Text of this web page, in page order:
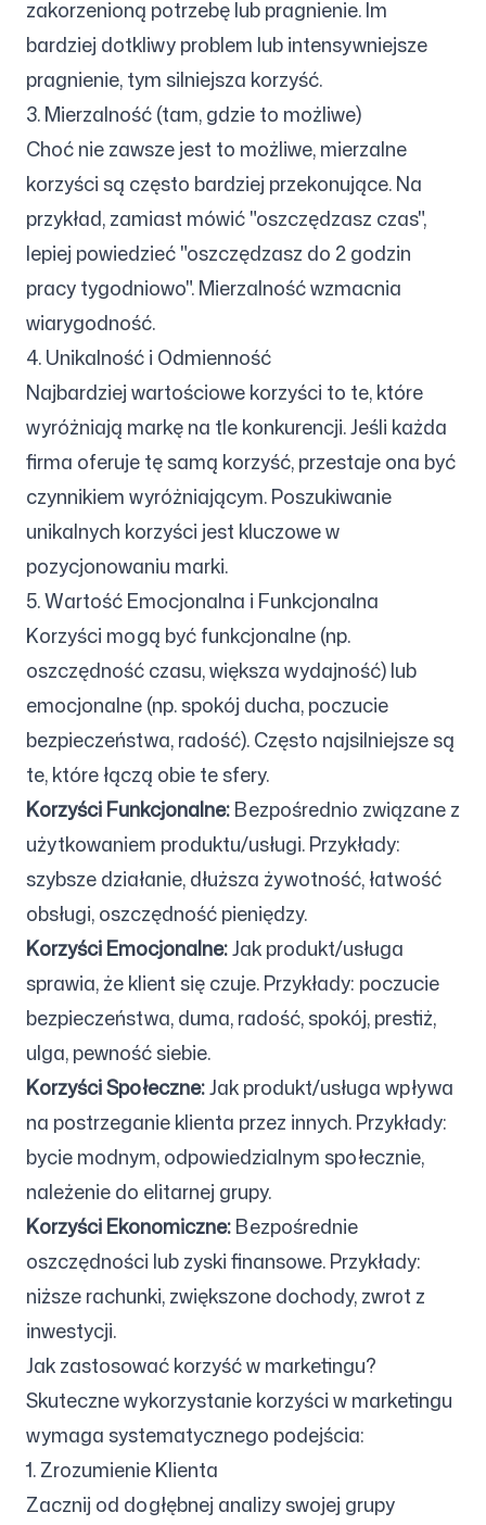
zakorzenioną potrzebę lub pragnienie. Im
bardziej dotkliwy problem lub intensywniejsze
pragnienie, tym silniejsza korzyść.
3. Mierzalność (tam, gdzie to możliwe)
Choć nie zawsze jest to możliwe, mierzalne
korzyści są często bardziej przekonujące. Na
przykład, zamiast mówić "oszczędzasz czas",
lepiej powiedzieć "oszczędzasz do 2 godzin
pracy tygodniowo". Mierzalność wzmacnia
wiarygodność.
4. Unikalność i Odmienność
Najbardziej wartościowe korzyści to te, które
wyróżniają markę na tle konkurencji. Jeśli każda
firma oferuje tę samą korzyść, przestaje ona być
czynnikiem wyróżniającym. Poszukiwanie
unikalnych korzyści jest kluczowe w
pozycjonowaniu marki.
5. Wartość Emocjonalna i Funkcjonalna
Korzyści mogą być funkcjonalne (np.
oszczędność czasu, większa wydajność) lub
emocjonalne (np. spokój ducha, poczucie
bezpieczeństwa, radość). Często najsilniejsze są
te, które łączą obie te sfery.
Korzyści Funkcjonalne:Bezpośrednio związane z
użytkowaniem produktu/usługi. Przykłady:
szybsze działanie, dłuższa żywotność, łatwość
obsługi, oszczędność pieniędzy.
Korzyści Emocjonalne:Jak produkt/usługa
sprawia, że klient się czuje. Przykłady: poczucie
bezpieczeństwa, duma, radość, spokój, prestiż,
ulga, pewność siebie.
Korzyści Społeczne:Jak produkt/usługa wpływa
na postrzeganie klienta przez innych. Przykłady:
bycie modnym, odpowiedzialnym społecznie,
należenie do elitarnej grupy.
Korzyści Ekonomiczne:Bezpośrednie
oszczędności lub zyski finansowe. Przykłady:
niższe rachunki, zwiększone dochody, zwrot z
inwestycji.
Jak zastosować korzyść w marketingu?
Skuteczne wykorzystanie korzyści w marketingu
wymaga systematycznego podejścia:
1. Zrozumienie Klienta
Zacznij od dogłębnej analizy swojej grupy